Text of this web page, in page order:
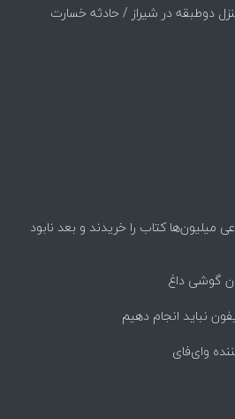
دوطبقه در شیراز / حادثه خسارت
کتاب را خریدند و بعد نابود
گوشی داغ
نباید انجام دهیم
وای‌فای